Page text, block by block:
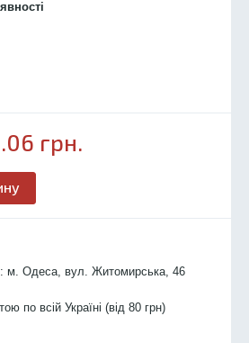
грн.
м. Одеса, вул. Житомирська, 46
по всій Україні (від 80 грн)